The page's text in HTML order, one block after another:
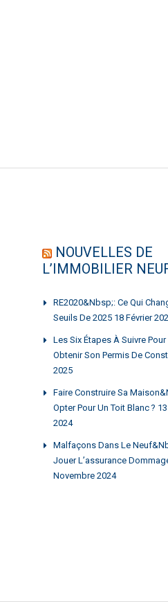
NOUVELLES DE
L’IMMOBILIER
RE2020&nbsp;: Ce Qui
Seuils De 2025 18 Février
Les Six Étapes À Suivre
Obtenir Son Permis De
2025
Faire Construire Sa
Opter Pour Un Toit Blanc ?
2024
Malfaçons Dans Le
Jouer L’assurance
Novembre 2024